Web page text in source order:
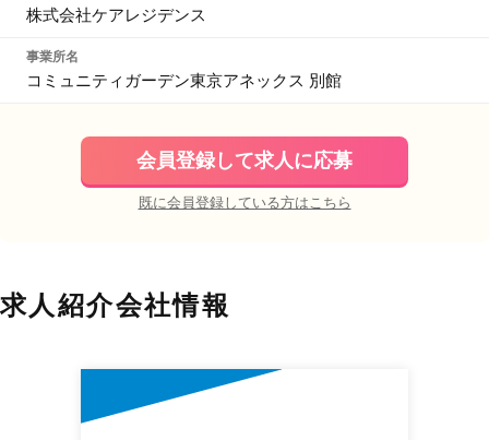
株式会社ケアレジデンス
事業所名
コミュニティガーデン東京アネックス 別館
会員登録して求人に応募
既に会員登録している方はこちら
求人紹介会社情報